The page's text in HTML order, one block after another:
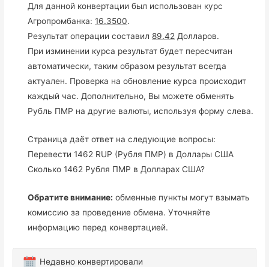
Для данной конвертации был использован курс
Агропромбанка:16.3500.
Результат операции составил 89.42 Долларов.
При изминении курса результат будет пересчитан
автоматически, таким образом результат всегда
актуален. Проверка на обновление курса происходит
каждый час. Дополнительно, Вы можете обменять
Рубль ПМР на другие валюты, используя форму слева.
Страница даёт ответ на следующие вопросы:
Перевести 1462 RUP (Рубля ПМР) в Доллары США
Сколько 1462 Рубля ПМР в Долларах США?
Обратите внимание: обменные пункты могут взымать
комиссию за проведение обмена. Уточняйте
информацию перед конвертацией.
Недавно конвертировали